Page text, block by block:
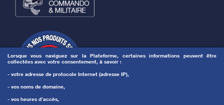
Lorsque vous naviguez sur la Plateforme, certaines informations peuvent être
collectées avec votre consentement, à savoir :
- votre adresse de protocole Internet (adresse IP),
- vos noms de domaine,
- vos heures d’accès,